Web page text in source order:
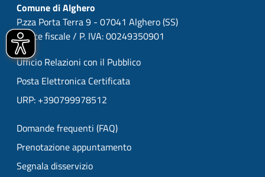
Comune di Alghero
P.zza Porta Terra 9 - 07041 Alghero (SS)
Codice fiscale / P. IVA: 00249350901
Ufficio Relazioni con il Pubblico
Posta Elettronica Certificata
URP: +390799978512
Domande frequenti (FAQ)
Prenotazione appuntamento
Segnala disservizio